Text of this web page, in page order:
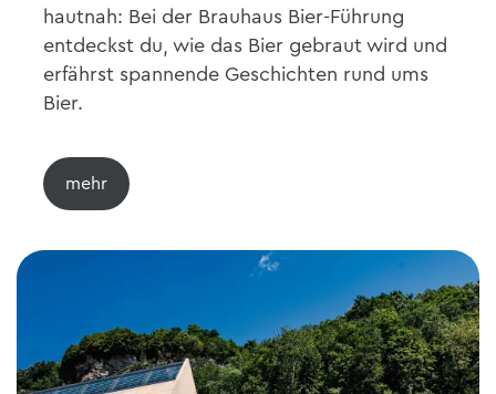
hautnah: Bei der Brauhaus Bier-Führung
entdeckst du, wie das Bier gebraut wird und
erfährst spannende Geschichten rund ums
Bier.